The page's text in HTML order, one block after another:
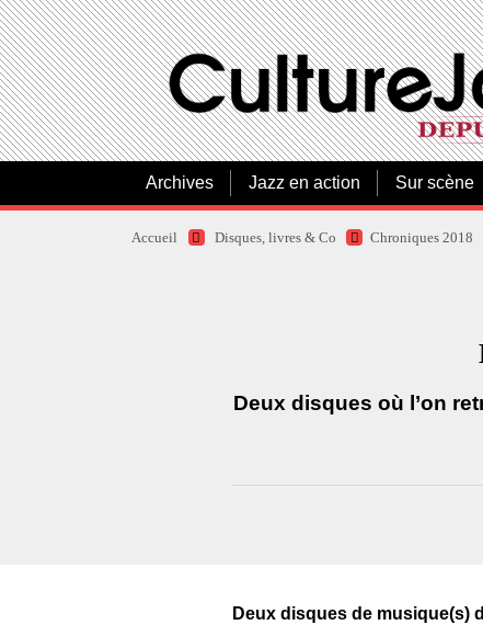
Archives Jazz en action Sur scène
Accueil Disques, livres & Co Chroniques 2018
Deux disques où l’on
Deux disques de musique(s)